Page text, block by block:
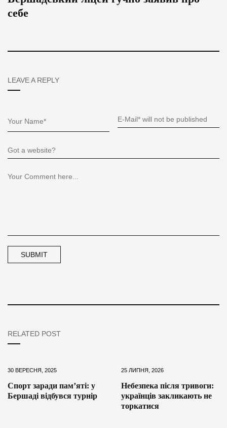
себе
LEAVE A REPLY
RELATED POST
30 ВЕРЕСНЯ, 2025
Спорт заради пам’яті: у
Бершаді відбувся турнір
25 ЛИПНЯ, 2026
Небезпека після тривоги:
українців закликають не
торкатися